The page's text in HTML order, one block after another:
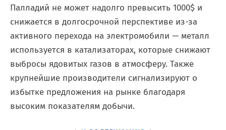
Палладий не может надолго превысить 1000$ и
снижается в долгосрочной перспективе из-за
активного перехода на электромобили — металл
используется в катализаторах, которые снижают
выбросы ядовитых газов в атмосферу. Также
крупнейшие производители сигнализируют о
избытке предложения на рынке благодаря
высоким показателям добычи.